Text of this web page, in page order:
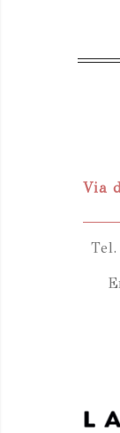
Via
Tel.